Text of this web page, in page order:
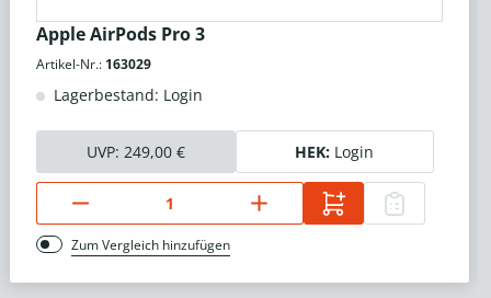
Apple AirPods Pro 3
Artikel-Nr.: 163029
Lagerbestand: Login
UVP: 249,00 € HEK: Login
Zum Vergleich hinzufügen